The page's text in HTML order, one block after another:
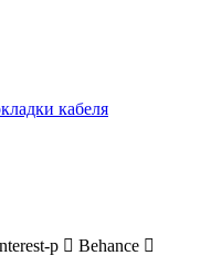
кабеля
p
Behance